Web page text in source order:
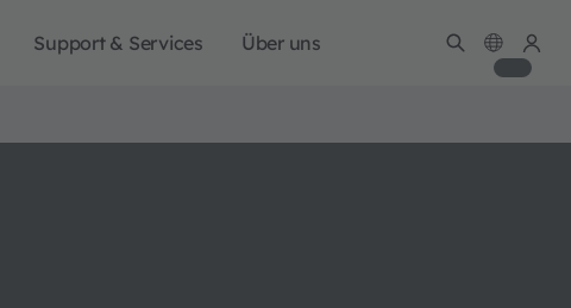
Support & Services Über uns